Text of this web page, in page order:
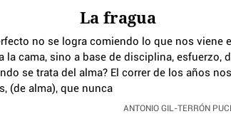
La fragua
no se logra comiendo lo que nos viene
la cama, sino a base de disciplina, esfuerzo,
se trata del alma? El correr de los años
(de alma), que nunca
ANTONIO GIL-TERRÓN